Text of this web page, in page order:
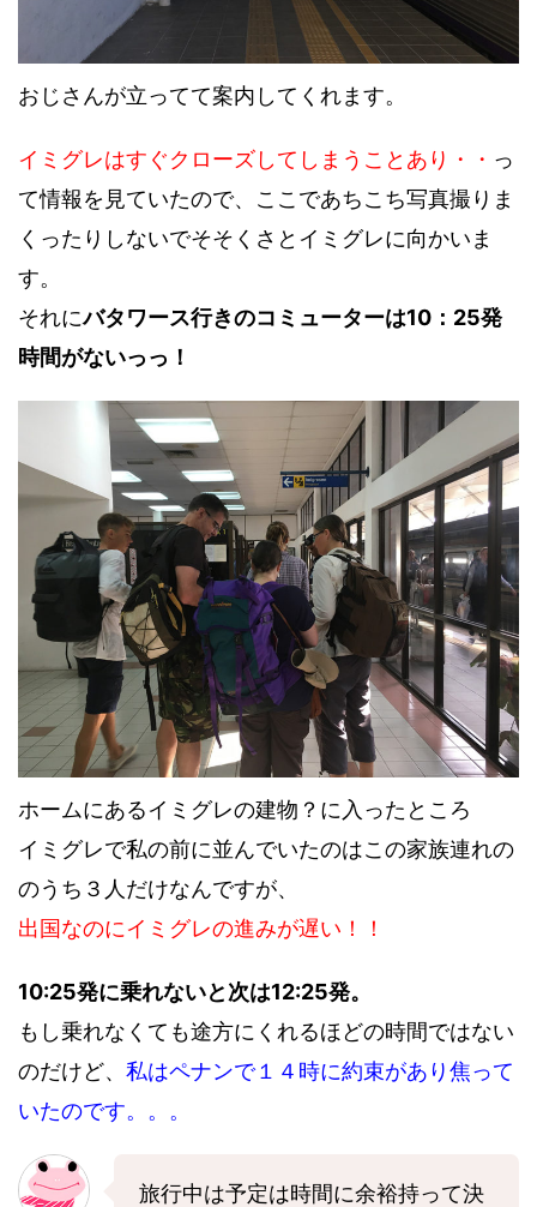
おじさんが立ってて案内してくれます。
イミグレはすぐクローズしてしまうことあり・・ っ
て情報を見ていたので、ここであちこち写真撮りま
くったりしないでそそくさとイミグレに向かいま
す。
それにバタワース行きのコミューターは10：25発
時間がないっっ！
ホームにあるイミグレの建物？に入ったところ
イミグレで私の前に並んでいたのはこの家族連れの
のうち３人だけなんですが、
出国なのにイミグレの進みが遅い！！
10:25発に乗れないと次は12:25発。
もし乗れなくても途方にくれるほどの時間ではない
のだけど、 私はペナンで１４時に約束があり焦って
いたのです。。。
旅行中は予定は時間に余裕持って決